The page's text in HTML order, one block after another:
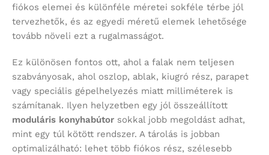
fiókos elemei és különféle méretei sokféle térbe jól
tervezhetők, és az egyedi méretű elemek lehetősége
tovább növeli ezt a rugalmasságot.
Ez különösen fontos ott, ahol a falak nem teljesen
szabványosak, ahol oszlop, ablak, kiugró rész, parapet
vagy speciális gépelhelyezés miatt milliméterek is
számítanak. Ilyen helyzetben egy jól összeállított
moduláris konyhabútor sokkal jobb megoldást adhat,
mint egy túl kötött rendszer. A tárolás is jobban
optimalizálható: lehet több fiókos rész, szélesebb